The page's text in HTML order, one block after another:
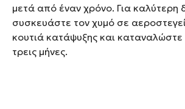
μετά από έναν χρόνο. Για καλύτερη
συσκευάστε τον χυμό σε
κουτιά κατάψυξης και
τρεις μήνες.